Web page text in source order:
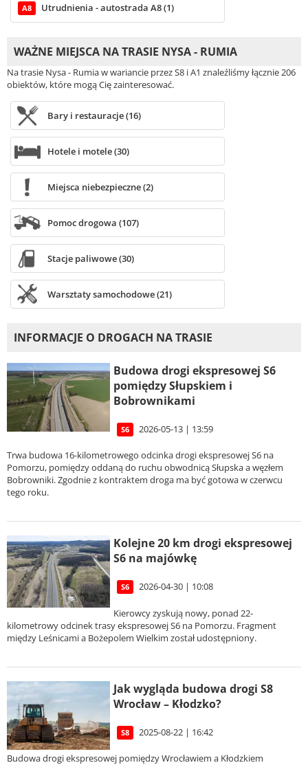
A8 Utrudnienia - autostrada A8 (1)
WAŻNE MIEJSCA NA TRASIE NYSA - RUMIA
Na trasie Nysa - Rumia w wariancie przez S8 i A1 znaleźliśmy łącznie 206
obiektów, które mogą Cię zainteresować.
Bary i restauracje (16)
Hotele i motele (30)
Miejsca niebezpieczne (2)
Pomoc drogowa (107)
Stacje paliwowe (30)
Warsztaty samochodowe (21)
INFORMACJE O DROGACH NA TRASIE
Budowa drogi ekspresowej S6
pomiędzy Słupskiem i
Bobrownikami
S6 2026-05-13 | 13:59
Trwa budowa 16-kilometrowego odcinka drogi ekspresowej S6 na
Pomorzu, pomiędzy oddaną do ruchu obwodnicą Słupska a węzłem
Bobrowniki. Zgodnie z kontraktem droga ma być gotowa w czerwcu
tego roku.
Kolejne 20 km drogi ekspresowej
S6 na majówkę
S6 2026-04-30 | 10:08
Kierowcy zyskują nowy, ponad 22-
kilometrowy odcinek trasy ekspresowej S6 na Pomorzu. Fragment
między Leśnicami a Bożepolem Wielkim został udostępniony.
Jak wygląda budowa drogi S8
Wrocław – Kłodzko?
S8 2025-08-22 | 16:42
Budowa drogi ekspresowej pomiędzy Wrocławiem a Kłodzkiem